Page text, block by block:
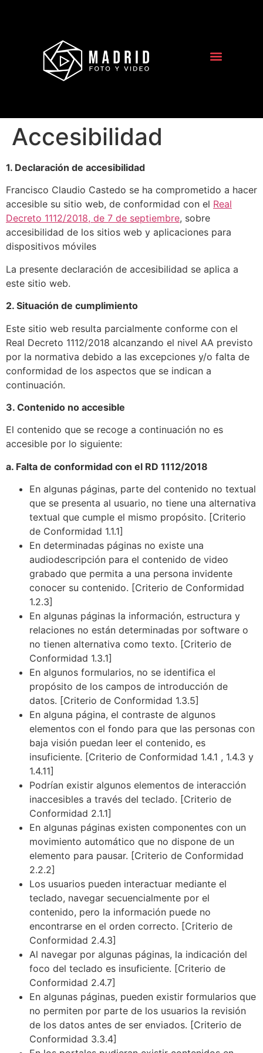
Accesibilidad
1. Declaración de accesibilidad
Francisco Claudio Castedo se ha comprometido a hacer
accesible su sitio web, de conformidad con el Real
Decreto 1112/2018, de 7 de septiembre, sobre
accesibilidad de los sitios web y aplicaciones para
dispositivos móviles
La presente declaración de accesibilidad se aplica a
este sitio web.
2. Situación de cumplimiento
Este sitio web resulta parcialmente conforme con el
Real Decreto 1112/2018 alcanzando el nivel AA previsto
por la normativa debido a las excepciones y/o falta de
conformidad de los aspectos que se indican a
continuación.
3. Contenido no accesible
El contenido que se recoge a continuación no es
accesible por lo siguiente:
a. Falta de conformidad con el RD 1112/2018
En algunas páginas, parte del contenido no textual
que se presenta al usuario, no tiene una alternativa
textual que cumple el mismo propósito. [Criterio
de Conformidad 1.1.1]
En determinadas páginas no existe una
audiodescripción para el contenido de video
grabado que permita a una persona invidente
conocer su contenido. [Criterio de Conformidad
1.2.3]
En algunas páginas la información, estructura y
relaciones no están determinadas por software o
no tienen alternativa como texto. [Criterio de
Conformidad 1.3.1]
En algunos formularios, no se identifica el
propósito de los campos de introducción de
datos. [Criterio de Conformidad 1.3.5]
En alguna página, el contraste de algunos
elementos con el fondo para que las personas con
baja visión puedan leer el contenido, es
insuficiente. [Criterio de Conformidad 1.4.1 , 1.4.3 y
1.4.11]
Podrían existir algunos elementos de interacción
inaccesibles a través del teclado. [Criterio de
Conformidad 2.1.1]
En algunas páginas existen componentes con un
movimiento automático que no dispone de un
elemento para pausar. [Criterio de Conformidad
2.2.2]
Los usuarios pueden interactuar mediante el
teclado, navegar secuencialmente por el
contenido, pero la información puede no
encontrarse en el orden correcto. [Criterio de
Conformidad 2.4.3]
Al navegar por algunas páginas, la indicación del
foco del teclado es insuficiente. [Criterio de
Conformidad 2.4.7]
En algunas páginas, pueden existir formularios que
no permiten por parte de los usuarios la revisión
de los datos antes de ser enviados. [Criterio de
Conformidad 3.3.4]